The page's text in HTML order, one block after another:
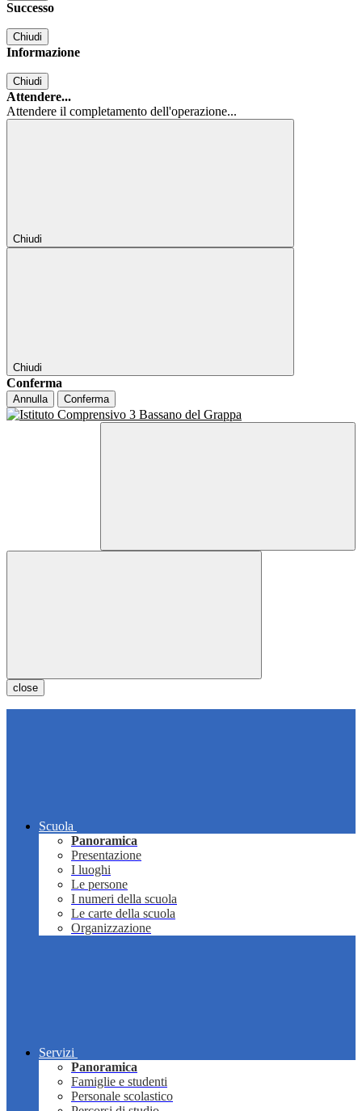
Successo
Chiudi
Informazione
Chiudi
Attendere...
Attendere il completamento dell'operazione...
Chiudi
Chiudi
Conferma
Annulla Conferma
close
Scuola
Panoramica
Presentazione
I luoghi
Le persone
I numeri della scuola
Le carte della scuola
Organizzazione
Servizi
Panoramica
Famiglie e studenti
Personale scolastico